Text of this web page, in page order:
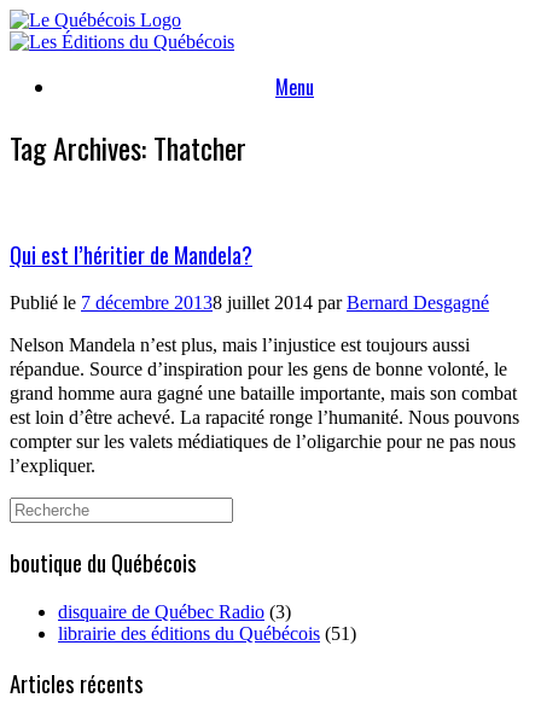
Skip
to
Menu
Tag Archives:Thatcher
Qui est l’héritier de Mandela?
Publié le 7 décembre 20138 juillet 2014 parBernard Desgagné
Nelson Mandela n’est plus, mais l’injustice est toujours aussi
répandue. Source d’inspiration pour les gens de bonne volonté, le
grand homme aura gagné une bataille importante, mais son combat
est loin d’être achevé. La rapacité ronge l’humanité. Nous pouvons
compter sur les valets médiatiques de l’oligarchie pour ne pas nous
l’expliquer.
Search
for:
boutique du Québécois
disquaire de Québec Radio (3)
librairie des éditions du Québécois (51)
Articles récents